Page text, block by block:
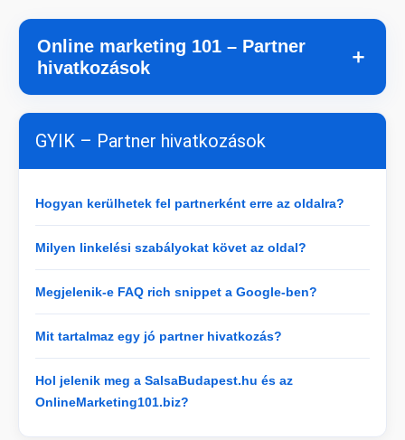
Online marketing 101 – Partner
hivatkozások
＋
GYIK – Partner hivatkozások
Hogyan kerülhetek fel partnerként erre az oldalra?
Milyen linkelési szabályokat követ az oldal?
Megjelenik-e FAQ rich snippet a Google-ben?
Mit tartalmaz egy jó partner hivatkozás?
Hol jelenik meg a SalsaBudapest.hu és az
OnlineMarketing101.biz?